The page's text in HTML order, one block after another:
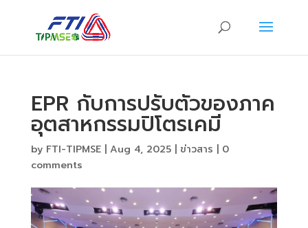
EPR กับการปรับตัวของภาค
อุตสาหกรรมปิโตรเคมี
by FTI-TIPMSE| Aug 4, 2025| ข่าวสาร
0
comments